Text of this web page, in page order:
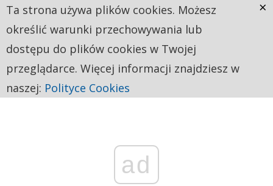
ad
Ta strona używa plików cookies. Możesz
określić warunki przechowywania lub
dostępu do plików cookies w Twojej
przeglądarce. Więcej informacji znajdziesz w
naszej: Polityce Cookies
×